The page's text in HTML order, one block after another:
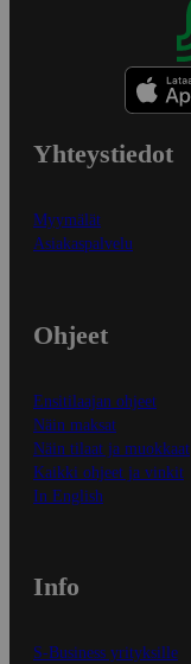
Yhteystiedot
Myymälät
Asiakaspalvelu
Ohjeet
Ensitilaajan ohjeet
Näin maksat
Näin tilaat ja muokkaat
Kaikki ohjeet ja vinkit
In English
Info
S-Business yrityksille